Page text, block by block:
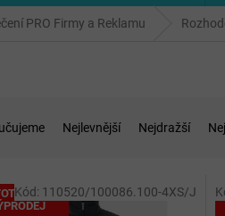
PRO Firmy a Reklamu
Nejlevnější Nejdražší
Kód: 110520/100086.100-4XS/J